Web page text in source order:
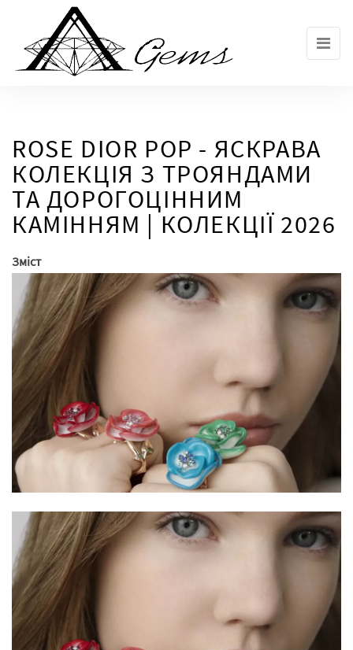
ROSE DIOR POP - ЯСКРАВА
КОЛЕКЦІЯ З ТРОЯНДАМИ
ТА ДОРОГОЦІННИМ
КАМІННЯМ | КОЛЕКЦІЇ 2026
Зміст